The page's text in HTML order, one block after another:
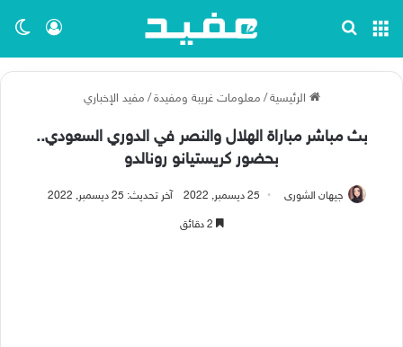
تسجيل القائمة
الرئيسية / معلومات غريبة ومفيدة / مفيد الإخباري
بث مباشر مباراة الهلال والنصر في الدوري السعودي..
بحضور كريستيانو رونالدو
جيهان الشورى 25 ديسمبر, 2022 آخر تحديث: 25 ديسمبر, 2022